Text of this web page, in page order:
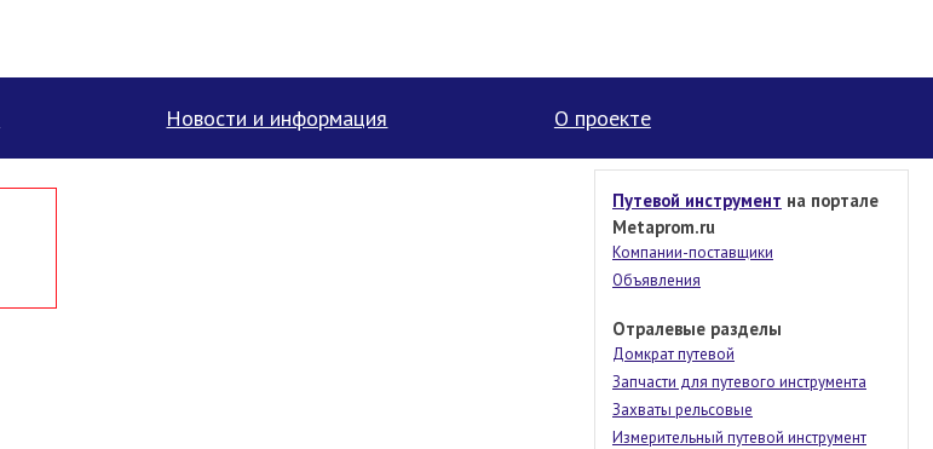
Новости и информация О проекте
Путевой инструмент на портале
Metaprom.ru
Компании-поставщики
Объявления
Отралевые разделы
Домкрат путевой
Запчасти для путевого инструмента
Захваты рельсовые
Измерительный путевой инструмент